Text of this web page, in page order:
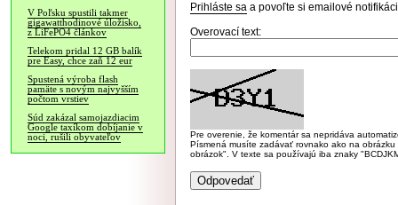
V Poľsku spustili takmer
gigawatthodinové úložisko,
z LiFePO4 článkov
Telekom pridal 12 GB balík
pre Easy, chce zaň 12 eur
Spustená výroba flash
pamäte s novým najvyšším
počtom vrstiev
Súd zakázal samojazdiacim
Google taxíkom dobíjanie v
noci, rušili obyvateľov
Prihláste sa a povoľte si emailové
Overovací text:
Pre overenie, že komentár sa nepridáva
Písmená musíte zadávať rovnako ako na
obrázok". V texte sa používajú iba znaky